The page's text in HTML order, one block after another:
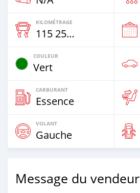
KILOMÉTRAGE
115 258 Km
COULEUR
Vert
CARBURANT
Essence
VOLANT
Gauche
Message du vendeur